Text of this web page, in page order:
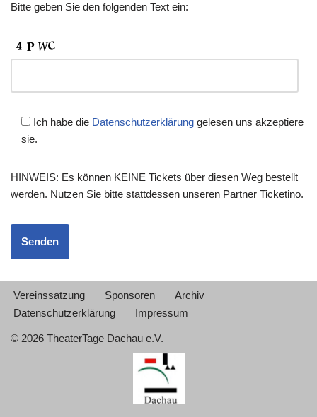
Bitte geben Sie den folgenden Text ein:
Ich habe die Datenschutzerklärung gelesen uns akzeptiere
sie.
HINWEIS: Es können KEINE Tickets über diesen Weg bestellt
werden. Nutzen Sie bitte stattdessen unseren Partner Ticketino.
Vereinssatzung Sponsoren
Archiv
Datenschutzerklärung
Impressum
© 2026 TheaterTage Dachau e.V.